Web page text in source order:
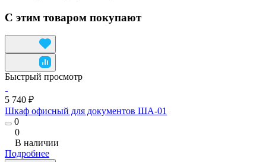
С этим товаром покупают
Быстрый просмотр
5 740 ₽
Шкаф офисный для документов ША-01
0
0
В наличии
Подробнее